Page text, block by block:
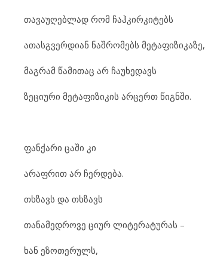
თავაუღებლად რომ ჩაჰკირკიტებს
ათასგვერდიან ნაშრომებს მეტაფიზიკაზე,
მაგრამ წამითაც არ ჩაუხედავს
ზეციური მეტაფიზიკის არცერთ წიგნში.
ფანქარი ცაში კი
არაფრით არ ჩერდება.
თხზავს და თხზავს
თანამედროვე ციურ ლიტერატურას –
ხან ეზოთერულს,